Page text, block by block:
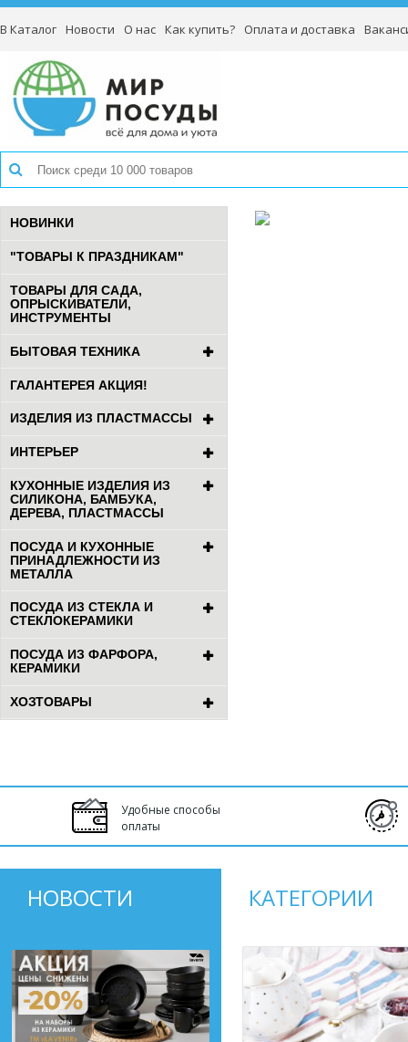
В Каталог Новости О нас Как купить? Оплата и доставка
НОВИНКИ
"ТОВАРЫ К ПРАЗДНИКАМ"
ТОВАРЫ ДЛЯ САДА,
ОПРЫСКИВАТЕЛИ,
ИНСТРУМЕНТЫ
БЫТОВАЯ ТЕХНИКА
ГАЛАНТЕРЕЯ АКЦИЯ!
ИЗДЕЛИЯ ИЗ ПЛАСТМАССЫ
ИНТЕРЬЕР
КУХОННЫЕ ИЗДЕЛИЯ ИЗ
СИЛИКОНА, БАМБУКА,
ДЕРЕВА, ПЛАСТМАССЫ
ПОСУДА И КУХОННЫЕ
ПРИНАДЛЕЖНОСТИ ИЗ
МЕТАЛЛА
ПОСУДА ИЗ СТЕКЛА И
СТЕКЛОКЕРАМИКИ
ПОСУДА ИЗ ФАРФОРА,
КЕРАМИКИ
ХОЗТОВАРЫ
Удобные способы
оплаты
НОВОСТИ КАТЕГОРИИ